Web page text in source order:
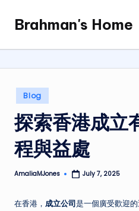
content
Brahman's Home
Spiritual
and
it
all
Posted
in
Blog
探索香港成立
程與益處
Posted
AmaliaMJones July 7, 2025
在香港， 成立公司是一個廣受歡迎